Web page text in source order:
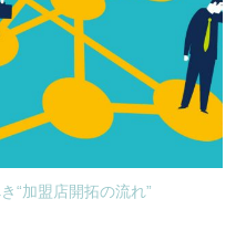
“加盟店開拓の流れ”